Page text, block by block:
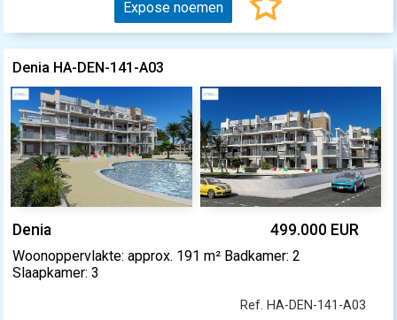
Expose noemen
Denia HA-DEN-141-A03
Denia 499.000 EUR
Woonoppervlakte: approx. 191 m² Badkamer: 2
Slaapkamer: 3
Ref. HA-DEN-141-A03